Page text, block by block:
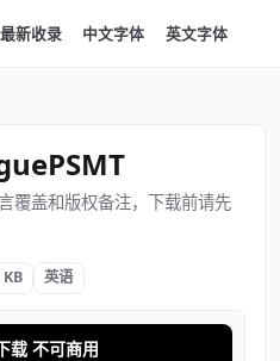
最新收录 中文字体 英文字体
覆盖和版权备注，下载前请先
英语
载 不可商用